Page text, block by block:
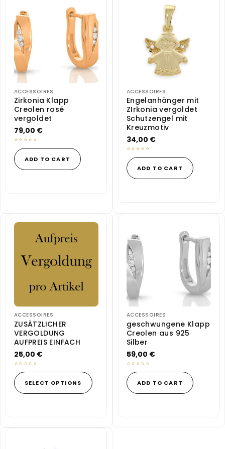
ACCESSOIRES
Zirkonia Klapp
Creolen rosé
vergoldet
79,00 €
ADD TO CART
ACCESSOIRES
Engelanhänger mit
ZIrkonia vergoldet
Schutzengel mit
Kreuzmotiv
34,00 €
ADD TO CART
ACCESSOIRES
ZUSÄTZLICHER
VERGOLDUNG
AUFPREIS EINFACH
25,00 €
SELECT OPTIONS
ACCESSOIRES
geschwungene Klapp
Creolen aus 925
Silber
59,00 €
ADD TO CART